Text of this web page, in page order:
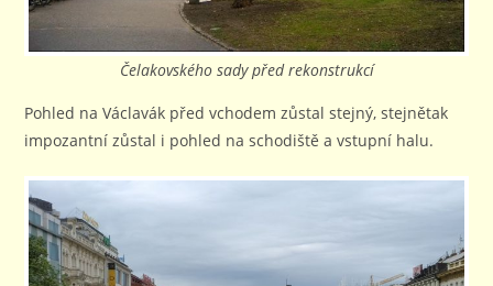
Čelakovského sady před rekonstrukcí
Pohled na Václavák před vchodem zůstal stejný, stejnětak
impozantní zůstal i pohled na schodiště a vstupní halu.